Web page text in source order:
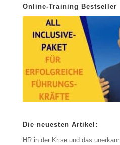
Online-Training Bestseller
Die neuesten Artikel:
HR in der Krise und das